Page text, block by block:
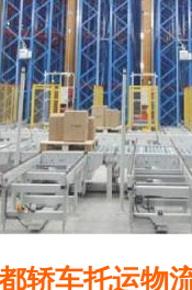
轿车托运物